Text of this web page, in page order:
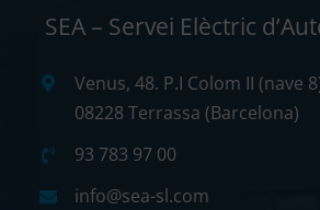
SEA – Servei Elèctric
Venus, 48. P.I Colom II (nave
08228 Terrassa (Barcelona)
93 783 97 00
info@sea-sl.com